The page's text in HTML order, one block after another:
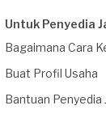
Untuk Penyedia
Bagaimana Cara
Buat Profil Usaha
Bantuan Penyedia